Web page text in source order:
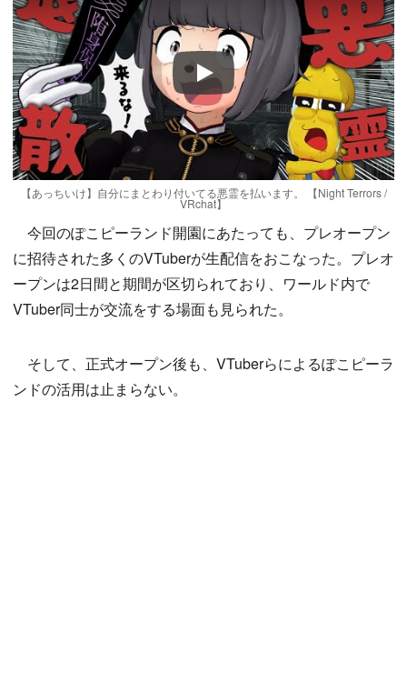
Play
【あっちいけ】自分にまとわり付いてる悪霊を払います。 【Night Terrors /
VRchat】
今回のぽこピーランド開園にあたっても、プレオープン
に招待された多くのVTuberが生配信をおこなった。プレオ
ープンは2日間と期間が区切られており、ワールド内で
VTuber同士が交流をする場面も見られた。
そして、正式オープン後も、VTuberらによるぽこピーラ
ンドの活用は止まらない。